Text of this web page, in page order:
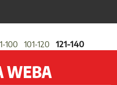
100 101-120 121-140
WEBA